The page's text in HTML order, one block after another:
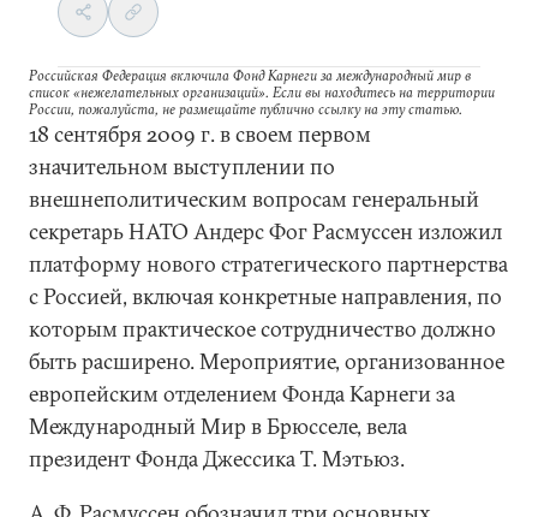
Российская Федерация включила Фонд Карнеги за международный мир в
список «нежелательных организаций». Если вы находитесь на территории
России, пожалуйста, не размещайте публично ссылку на эту статью.
18 сентября 2009 г. в своем первом
значительном выступлении по
внешнеполитическим вопросам генеральный
секретарь НАТО Андерс Фог Расмуссен изложил
платформу нового стратегического партнерства
с Россией, включая конкретные направления, по
которым практическое сотрудничество должно
быть расширено. Мероприятие, организованное
европейским отделением Фонда Карнеги за
Международный Мир в Брюсселе, вела
президент Фонда Джессика Т. Мэтьюз.